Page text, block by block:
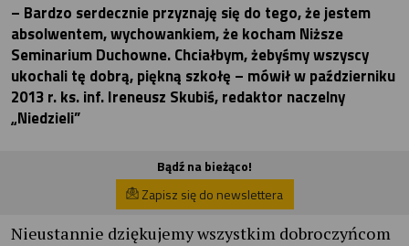
– Bardzo serdecznie przyznaję się do tego, że jestem
absolwentem, wychowankiem, że kocham Niższe
Seminarium Duchowne. Chciałbym, żebyśmy wszyscy
ukochali tę dobrą, piękną szkołę – mówił w październiku
2013 r. ks. inf. Ireneusz Skubiś, redaktor naczelny
„Niedzieli”
Bądź na bieżąco!
Zapisz się do newslettera
Nieustannie dziękujemy wszystkim dobroczyńcom